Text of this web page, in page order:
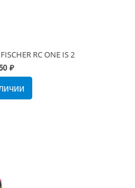
RC ONE IS 2
₽